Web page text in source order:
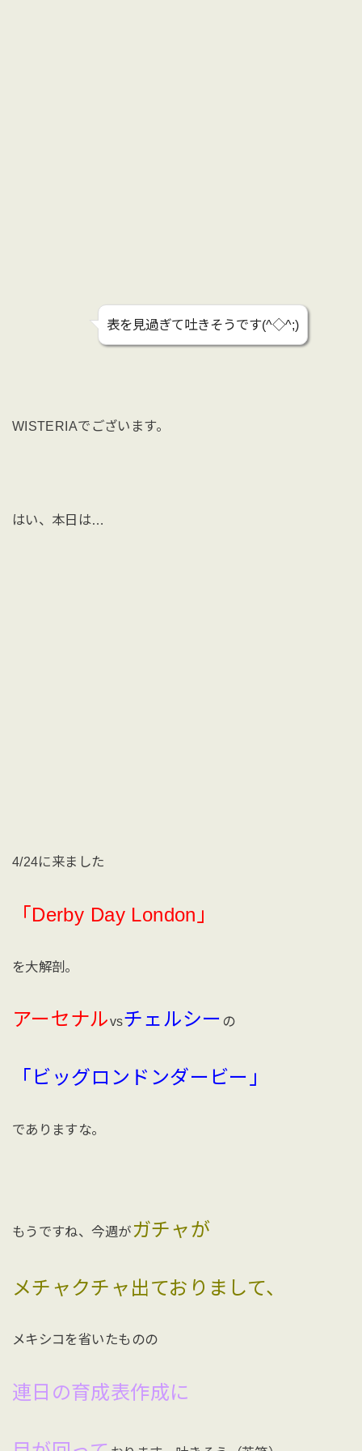
表を見過ぎて吐きそうです(^◇^;)
WISTERIAでございます。
はい、本日は…
4/24に来ました
「Derby Day London」
を大解剖。
アーセナルvsチェルシー の
「ビッグロンドンダービー」
でありますな。
もうですね、今週が ガチャが
メチャクチャ出ておりまして、
メキシコを省いたものの
連日の育成表作成に